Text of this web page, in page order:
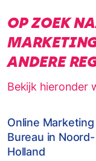
OP ZOEK
ANDERE
Bekijk hieronder
Online Marketing
Bureau in Noord-
Holland